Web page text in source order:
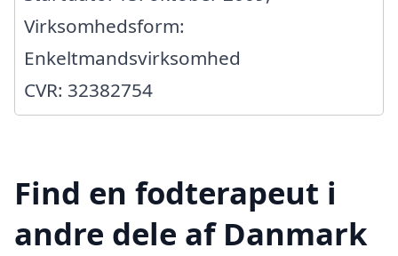
Virksomhedsform:
Enkeltmandsvirksomhed
CVR: 32382754
Find en fodterapeut i
andre dele af Danmark